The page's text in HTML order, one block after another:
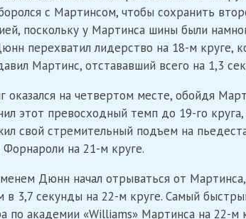
с Мартинсом, чтобы сохранить
поскольку у Мартинса шины были
перехватил лидерство на 18-м круге,
Мартинс, отстававший всего на 1,3
оказался на четвертом месте, обойдя
этот превосходный темп до 19-го
свой стремительный подъем на
Форнароли на 21-м круге.
Дюнн начал отрываться от
в 3,7 секунды на 22-м круге. Самый
по академии «Williams» Мартинса на 22-м